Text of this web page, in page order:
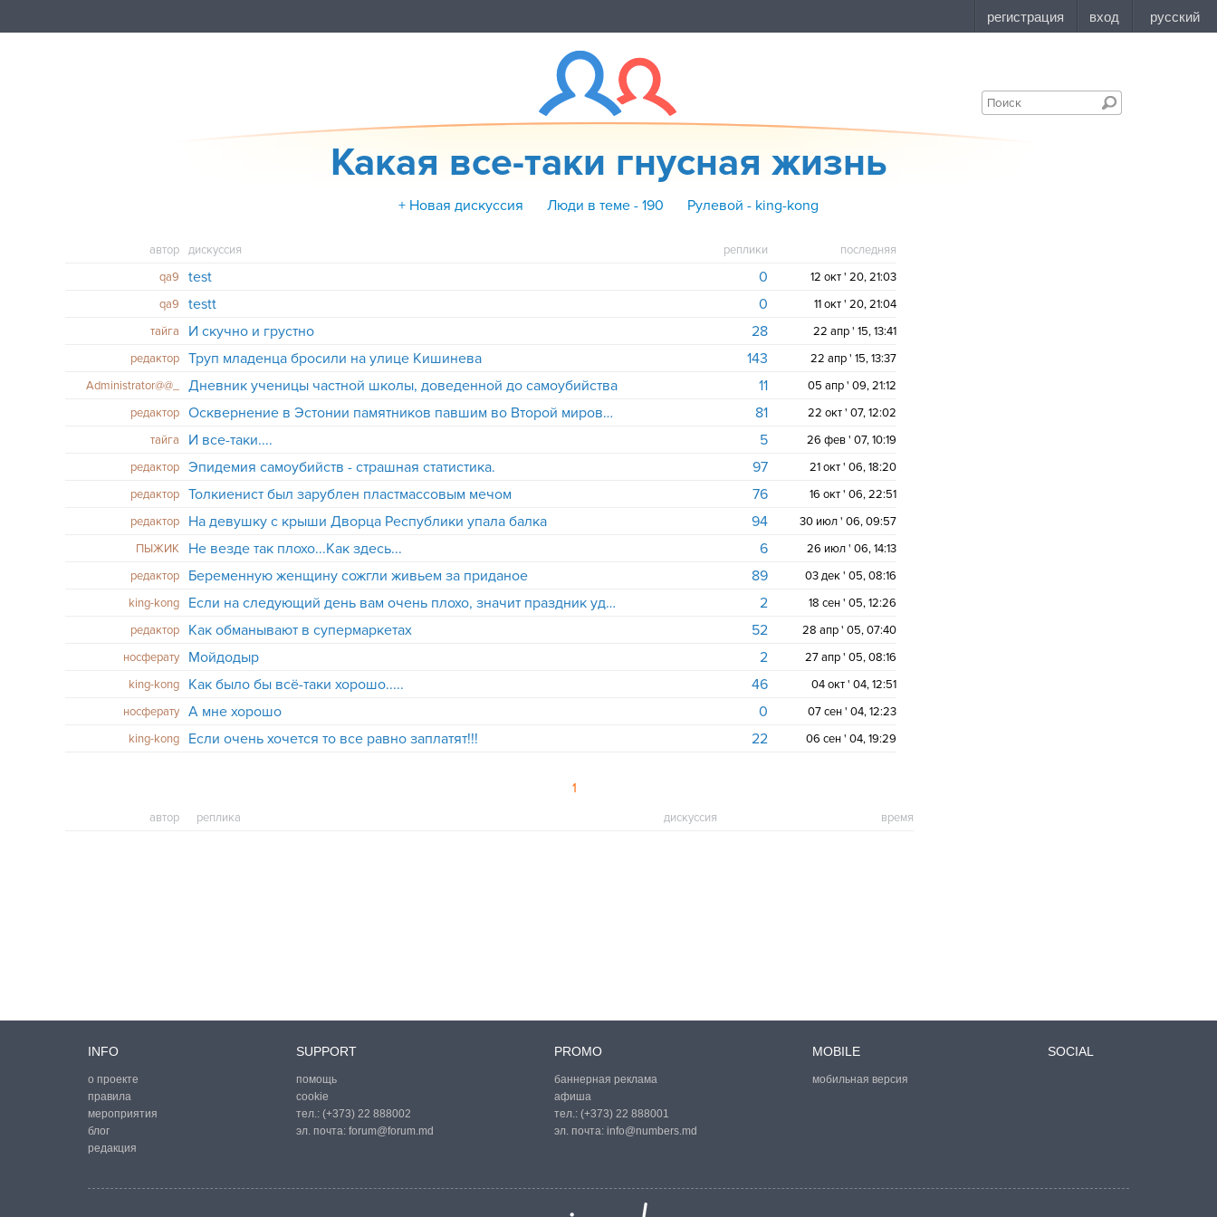
Какая все-таки гнусная жизнь
+ Новая дискуссия Люди в теме - 190 Рулевой - king-kong
автор дискуссия реплики
последняя
qa9
test 0
12 окт ' 20, 21:03
qa9
testt 0
11 окт ' 20, 21:04
тайга
И скучно и грустно 28
22 апр ' 15, 13:41
редактор
Труп младенца бросили на улице Кишинева 143
22 апр ' 15, 13:37
Administrator@@_
Дневник ученицы частной школы, доведенной до самоубийства 11
05 апр ' 09, 21:12
редактор
Осквернение в Эстонии памятников павшим во Второй мировой войне вызывает возмущение - МИД РФ 81
22 окт ' 07, 12:02
тайга
И все-таки.... 5
26 фев ' 07, 10:19
редактор
Эпидемия самоубийств - страшная статистика. 97
21 окт ' 06, 18:20
редактор
Толкиенист был зарублен пластмассовым мечом 76
16 окт ' 06, 22:51
редактор
На девушку с крыши Дворца Республики упала балка 94
30 июл ' 06, 09:57
ПЫЖИК
Не везде так плохо...Как здесь... 6
26 июл ' 06, 14:13
редактор
Беременную женщину сожгли живьем за приданое 89
03 дек ' 05, 08:16
king-kong
Если на следующий день вам очень плохо, значит праздник удался. 2
18 сен ' 05, 12:26
редактор
Как обманывают в супермаркетах 52
28 апр ' 05, 07:40
носферату
Мойдодыр 2
27 апр ' 05, 08:16
king-kong
Как было бы всё-таки хорошо..... 46
04 окт ' 04, 12:51
носферату
А мне хорошо 0
07 сен ' 04, 12:23
king-kong
Если очень хочется то все равно заплатят!!! 22 06 сен ' 04, 19:29
1
автор реплика дискуссия время
INFO
о проекте
правила
мероприятия
блог
редакция
SUPPORT
помощь
cookie
тел.: (+373) 22 888002
эл. почта: forum@forum.md
PROMO
баннерная реклама
афиша
тел.: (+373) 22 888001
эл. почта: info@numbers.md
MOBILE
мобильная версия
SOCIAL